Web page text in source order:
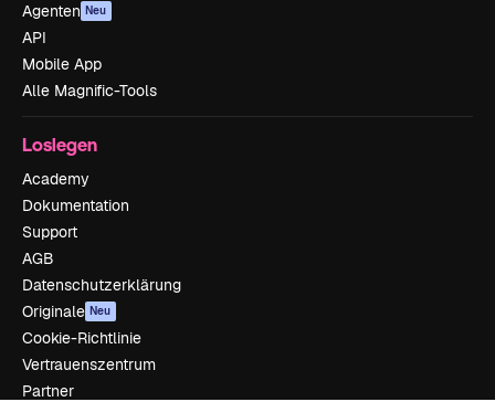
Agenten Neu
API
Mobile App
Alle Magnific-Tools
Loslegen
Academy
Dokumentation
Support
AGB
Datenschutzerklärung
Originale Neu
Cookie-Richtlinie
Vertrauenszentrum
Partner